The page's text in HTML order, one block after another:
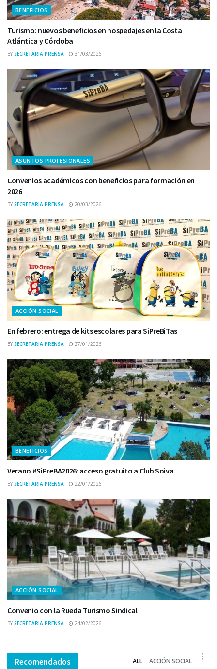
BENEFICIOS
Turismo: nuevos beneficios en hospedajes en la Costa
Atlántica y Córdoba
BY SECRETARIA PRENSA 31/03/2026
ASUNTOS PROFESIONALES
Convenios académicos con beneficios para formación en
2026
BY SECRETARIA PRENSA 20/03/2026
ACCIÓN SOCIAL
En febrero: entrega de kits escolares para SiPreBiTas
BY SECRETARIA PRENSA 27/01/2026
BENEFICIOS
Verano #SiPreBA2026: acceso gratuito a Club Soiva
BY SECRETARIA PRENSA 22/01/2026
ACCIÓN SOCIAL
Convenio con la Rueda Turismo Sindical
BY SECRETARIA PRENSA 24/02/2026
Recomendados ALL ACCIÓN SOCIAL